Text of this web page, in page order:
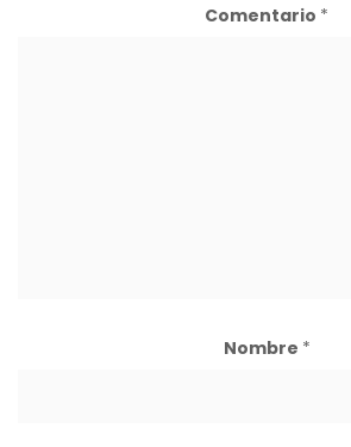
Comentario *
Nombre *